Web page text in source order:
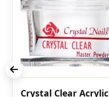
Crystal Clear Acrylic